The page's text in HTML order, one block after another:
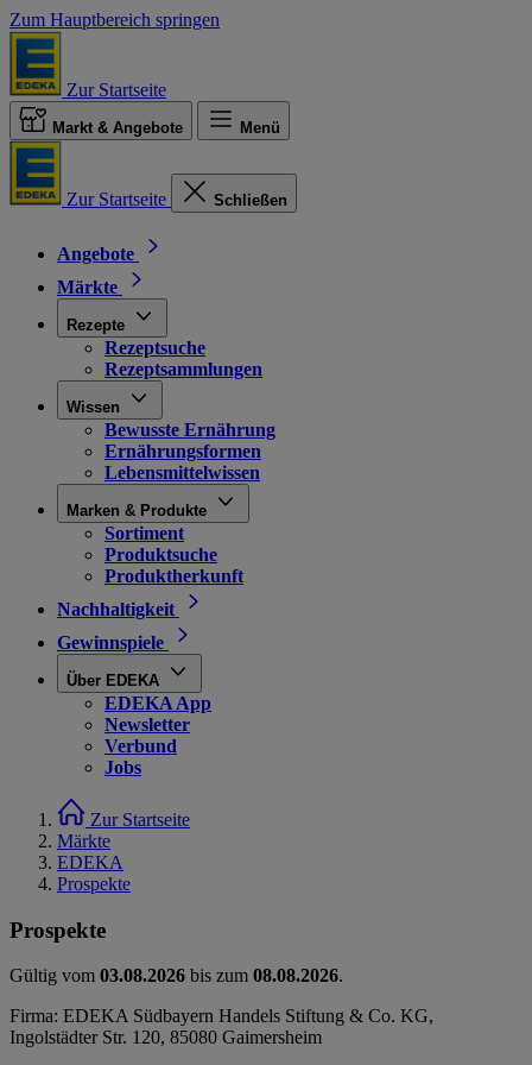
Zum Hauptbereich springen
Zur Startseite
Markt & Angebote Menü
Zur Startseite Schließen
Angebote
Märkte
Rezepte
Rezeptsuche
Rezeptsammlungen
Wissen
Bewusste Ernährung
Ernährungsformen
Lebensmittelwissen
Marken & Produkte
Sortiment
Produktsuche
Produktherkunft
Nachhaltigkeit
Gewinnspiele
Über EDEKA
EDEKA App
Newsletter
Verbund
Jobs
Zur Startseite
Märkte
EDEKA
Prospekte
Prospekte
Gültig vom 03.08.2026 bis zum 08.08.2026.
Firma: EDEKA Südbayern Handels Stiftung & Co. KG,
Ingolstädter Str. 120, 85080 Gaimersheim